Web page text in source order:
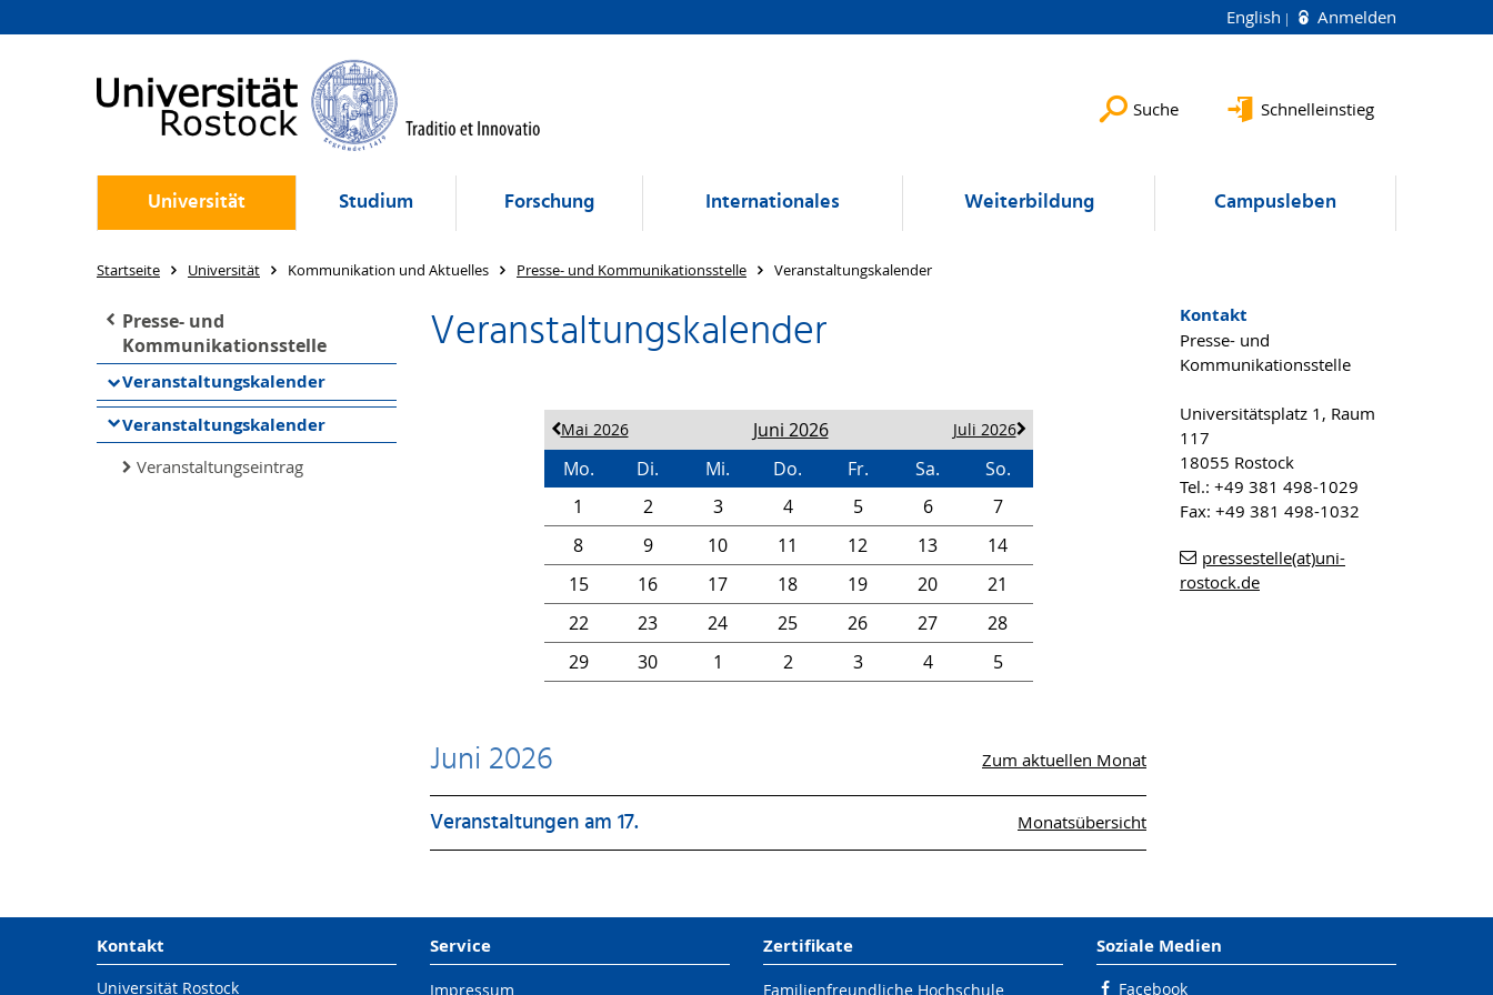
English Anmelden
Suche Schnelleinstieg
Universität Studium Forschung Internationales Weiterbildung Campusleben
Startseite Universität Kommunikation und Aktuelles Presse- und Kommunikationsstelle Veranstaltungskalender
Presse- und
Kommunikationsstelle
Veranstaltungskalender
Veranstaltungskalender
Veranstaltungseintrag
Veranstaltungskalender
Mai 2026 Juni 2026 Juli 2026
Mo. Di. Mi. Do. Fr. Sa.
So.
1
2 3 4 5 6
7
8
9 10 11 12 13
14
15
16 17 18 19 20
21
22
23 24 25 26 27
28
29
30 1 2 3 4 5
Juni 2026 Zum aktuellen Monat
Veranstaltungen am 17. Monatsübersicht
Kontakt
Presse- und
Kommunikationsstelle
Universitätsplatz 1, Raum
117
18055 Rostock
Tel.: +49 381 498-1029
Fax: +49 381 498-1032
pressestelle(at)uni-
rostock.de
Kontakt
Universität Rostock
Service
Impressum
Zertifikate
Familienfreundliche Hochschule
Soziale Medien
Facebook